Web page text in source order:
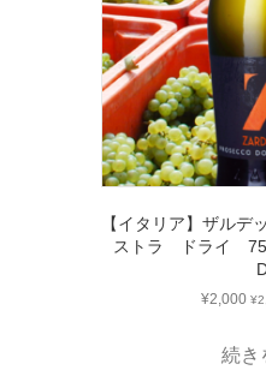
【イタリア】ザル
ストラ ドライ
¥2,000 ¥
続き